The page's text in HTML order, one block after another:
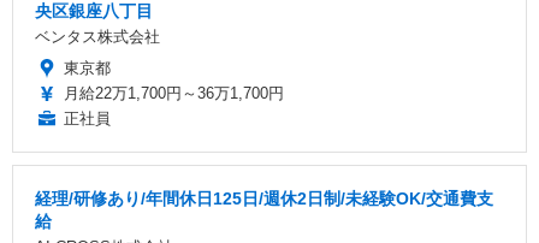
央区銀座八丁目
ベンタス株式会社
東京都
月給22万1,700円～36万1,700円
正社員
経理/研修あり/年間休日125日/週休2日制/未経験OK/交通費支
給